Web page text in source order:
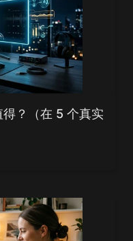
？（在 5 个真实